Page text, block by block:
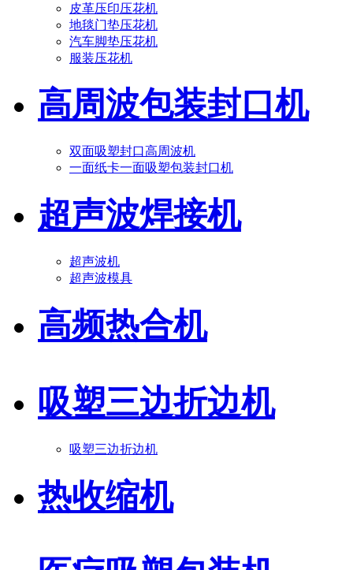
皮革压印压花机
地毯门垫压花机
汽车脚垫压花机
服装压花机
高周波包装封口机
双面吸塑封口高周波机
一面纸卡一面吸塑包装封口机
超声波焊接机
超声波机
超声波模具
高频热合机
吸塑三边折边机
吸塑三边折边机
热收缩机